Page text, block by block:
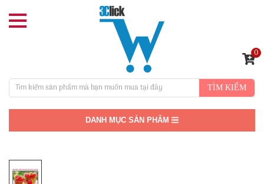
TÌM KIẾM
0
DANH MỤC SẢN PHẨM